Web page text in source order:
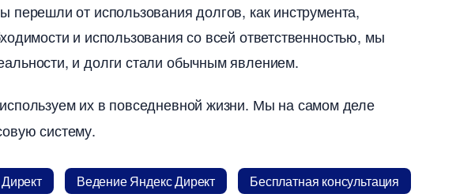
от использования долгов, как инструмента,
и использования со всей ответственностью, мы
и долги стали обычным явлением.
их в повседневной жизни. Мы на самом деле
систему.
едение Яндекс Директ
Бесплатная консультация